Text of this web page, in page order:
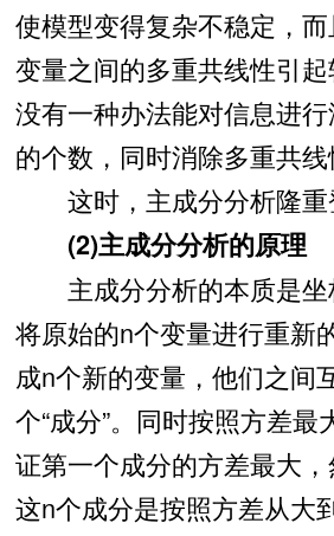
使模型变得复杂不稳定，
变量之间的多重共线性引
没有一种办法能对信息进
的个数，同时消除多重共
这时，主成分分析隆重
(2)主成分分析的原理
主成分分析的本质是坐
将原始的n个变量进行重新
成n个新的变量，他们之间
个“成分”。同时按照方差最
证第一个成分的方差最大，
这n个成分是按照方差从大